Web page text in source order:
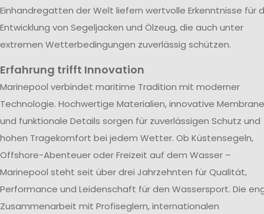
Einhandregatten der Welt liefern wertvolle Erkenntnisse für
Entwicklung von Segeljacken und Ölzeug, die auch unter
extremen Wetterbedingungen zuverlässig schützen.
Erfahrung trifft Innovation
Marinepool verbindet maritime Tradition mit moderner
Technologie. Hochwertige Materialien, innovative
und funktionale Details sorgen für zuverlässigen Schutz und
hohen Tragekomfort bei jedem Wetter. Ob Küstensegeln,
Offshore-Abenteuer oder Freizeit auf dem Wasser –
Marinepool steht seit über drei Jahrzehnten für Qualität,
Performance und Leidenschaft für den Wassersport. Die
Zusammenarbeit mit Profiseglern, internationalen